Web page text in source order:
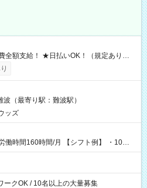
お仕事後はコンビニATMから 日払
（最寄り駅：難波駅）
ッズ
間/月 【シフト例】 ・10：
ークOK / 10名以上の大量募集